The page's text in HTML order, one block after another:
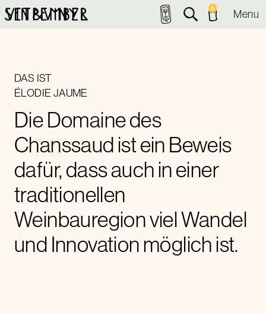
0
Menu
DAS IST
ÉLODIE JAUME
Die Domaine des
Chanssaud ist ein Beweis
dafür, dass auch in einer
traditionellen
Weinbauregion viel Wandel
und Innovation möglich ist.